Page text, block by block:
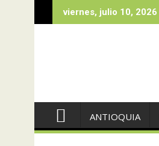
viernes, julio 10, 2026
ANTIOQUIA